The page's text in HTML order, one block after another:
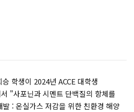
학생이 2024년 ACCE 대학생
"사포닌과 시멘트 단백질의 항체를
: 온실가스 저감을 위한 친환경 해양